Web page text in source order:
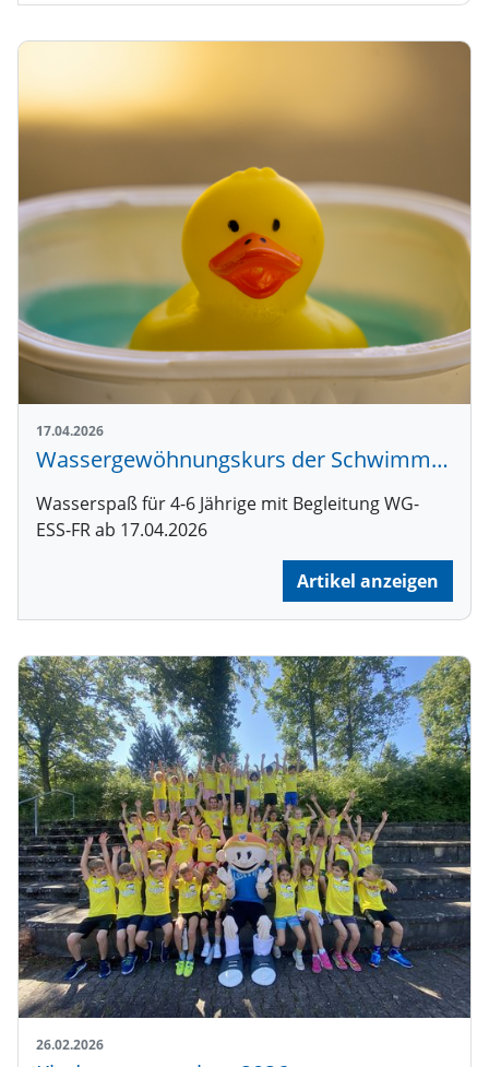
17.04.2026
Wassergewöhnungskurs der Schwimmabteilung
Wasserspaß für 4-6 Jährige mit Begleitung WG-
ESS-FR ab 17.04.2026
Artikel anzeigen
26.02.2026